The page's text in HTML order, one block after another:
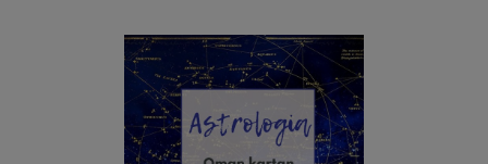
omia oivalluksia tulkintatilanteessa. Tulkintojen tarkoitus on
antaa apua ja vahvistusta sen hetkiseen tilanteeseen ja
avata mahdollisia tulevia asioita. Tässä tulkinnassa käytän
omaa tarot pöytää, jonka olen kokenut toimivaksi tavaksi
löytää oivalluksia/neuvoja elämän eri tilanteisiin. Tässä
pöydässä on 9 eri kohtaa, jotka sisältävät meidän